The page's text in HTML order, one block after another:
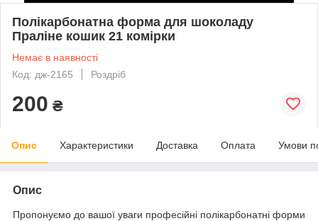
Полікарбонатна форма для шоколаду
Праліне кошик 21 комірки
Немає в наявності
Код: дж-2165
Роздріб
200 ₴
Опис Характеристики Доставка Оплата Умови
Опис
Пропонуємо до вашої уваги професійні полікарбонатні форми